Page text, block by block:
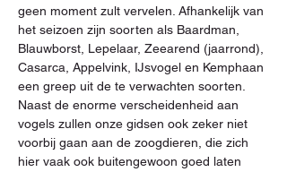
geen moment zult vervelen. Afhankelijk van
het seizoen zijn soorten als Baardman,
Blauwborst, Lepelaar, Zeearend (jaarrond),
Casarca, Appelvink, IJsvogel en Kemphaan
een greep uit de te verwachten soorten.
Naast de enorme verscheidenheid aan
vogels zullen onze gidsen ook zeker niet
voorbij gaan aan de zoogdieren, die zich
hier vaak ook buitengewoon goed laten